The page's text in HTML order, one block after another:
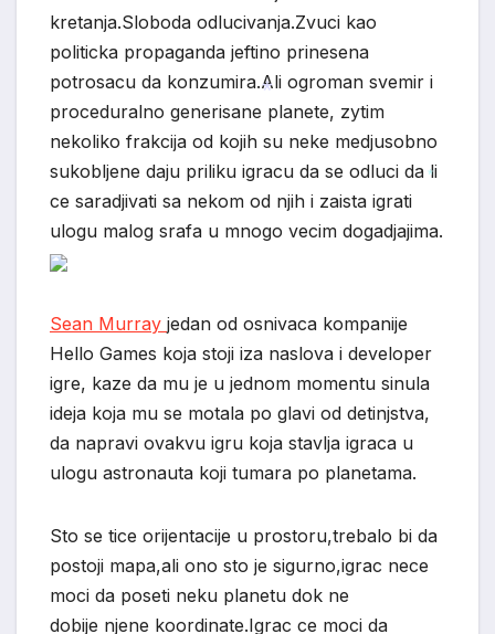
kretanja.Sloboda odlucivanja.Zvuci kao
politicka propaganda jeftino prinesena
potrosacu da konzumira.Ali ogroman svemir i
proceduralno generisane planete, zytim
nekoliko frakcija od kojih su neke medjusobno
sukobljene daju priliku igracu da se odluci da li
ce saradjivati sa nekom od njih i zaista igrati
ulogu malog srafa u mnogo vecim dogadjajima.
Sean Murray jedan od osnivaca kompanije
Hello Games koja stoji iza naslova i developer
igre, kaze da mu je u jednom momentu sinula
ideja koja mu se motala po glavi od detinjstva,
da napravi ovakvu igru koja stavlja igraca u
ulogu astronauta koji tumara po planetama.
Sto se tice orijentacije u prostoru,trebalo bi da
postoji mapa,ali ono sto je sigurno,igrac nece
moci da poseti neku planetu dok ne
dobije njene koordinate.Igrac ce moci da
*